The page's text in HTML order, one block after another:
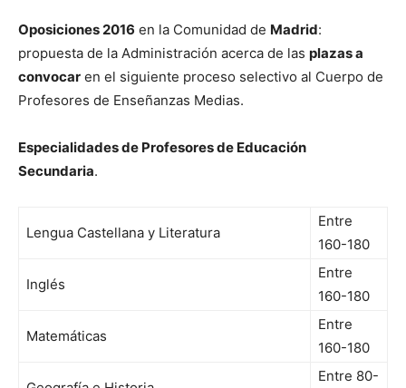
Oposiciones 2016 en la Comunidad de Madrid:
propuesta de la Administración acerca de las plazas a
convocar en el siguiente proceso selectivo al Cuerpo de
Profesores de Enseñanzas Medias.
Especialidades de Profesores de Educación
Secundaria.
Lengua Castellana y Literatura
Entre
160-180
Inglés
Entre
160-180
Matemáticas
Entre
160-180
Entre 80-